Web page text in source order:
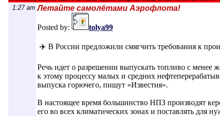
1:27 am Летайте самолётами Аэрофлота!
Posted by: tolya99
✈️ В России предложили смягчить требования к
Речь идет о разрешении выпускать топливо с менее
к этому процессу малых и средних
выпуска горючего, пишут «Известия».
В настоящее время большинство НПЗ производят
его во всех климатических зонах и поставлять для